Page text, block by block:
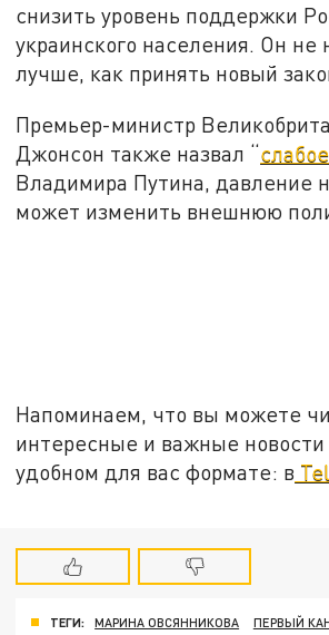
снизить уровень поддержки
украинского населения. Он не
лучше, как принять новый
Премьер-министр
Джонсон также назвал “
Владимира Путина, давление
может изменить внешнюю
Напоминаем, что вы можете
интересные и важные
удобном для вас формате: в
ТЕГИ: МАРИНА ОВСЯННИКОВА
ПЕРВЫЙ